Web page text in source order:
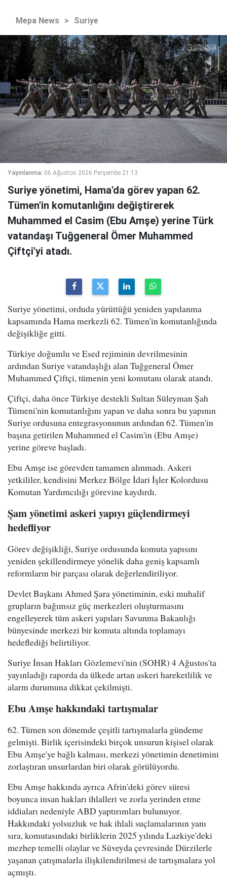
Mepa News > Suriye
Yayınlanma: 06 Ağustos 2026 Perşembe 21:13
Suriye yönetimi, Hama'da görev yapan 62.
Tümen'in komutanlığını değiştirerek
Muhammed el Casim (Ebu Amşe) yerine Türk
vatandaşı Tuğgeneral Ömer Muhammed
Çiftçi'yi atadı.
Suriye yönetimi, orduda yürüttüğü yeniden yapılanma
kapsamında Hama merkezli 62. Tümen'in komutanlığında
değişikliğe gitti.
Türkiye doğumlu ve Esed rejiminin devrilmesinin
ardından Suriye vatandaşlığı alan Tuğgeneral Ömer
Muhammed Çiftçi, tümenin yeni komutanı olarak atandı.
Çiftçi, daha önce Türkiye destekli Sultan Süleyman Şah
Tümeni'nin komutanlığını yapan ve daha sonra bu yapının
Suriye ordusuna entegrasyonunun ardından 62. Tümen'in
başına getirilen Muhammed el Casim'in (Ebu Amşe)
yerine göreve başladı.
Ebu Amşe ise görevden tamamen alınmadı. Askeri
yetkililer, kendisini Merkez Bölge İdari İşler Kolordusu
Komutan Yardımcılığı görevine kaydırdı.
Şam yönetimi askeri yapıyı güçlendirmeyi
hedefliyor
Görev değişikliği, Suriye ordusunda komuta yapısını
yeniden şekillendirmeye yönelik daha geniş kapsamlı
reformların bir parçası olarak değerlendiriliyor.
Devlet Başkanı Ahmed Şara yönetiminin, eski muhalif
grupların bağımsız güç merkezleri oluşturmasını
engelleyerek tüm askeri yapıları Savunma Bakanlığı
bünyesinde merkezi bir komuta altında toplamayı
hedeflediği belirtiliyor.
Suriye İnsan Hakları Gözlemevi'nin (SOHR) 4 Ağustos'ta
yayınladığı raporda da ülkede artan askeri hareketlilik ve
alarm durumuna dikkat çekilmişti.
Ebu Amşe hakkındaki tartışmalar
62. Tümen son dönemde çeşitli tartışmalarla gündeme
gelmişti. Birlik içerisindeki birçok unsurun kişisel olarak
Ebu Amşe'ye bağlı kalması, merkezi yönetimin denetimini
zorlaştıran unsurlardan biri olarak görülüyordu.
Ebu Amşe hakkında ayrıca Afrin'deki görev süresi
boyunca insan hakları ihlalleri ve zorla yerinden etme
iddiaları nedeniyle ABD yaptırımları bulunuyor.
Hakkındaki yolsuzluk ve hak ihlali suçlamalarının yanı
sıra, komutasındaki birliklerin 2025 yılında Lazkiye'deki
mezhep temelli olaylar ve Süveyda çevresinde Dürzilerle
yaşanan çatışmalarla ilişkilendirilmesi de tartışmalara yol
açmıştı.